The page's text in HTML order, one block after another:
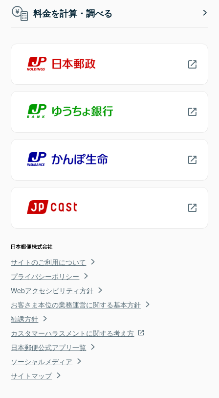
料金を計算・調べる
サイトのご利用について
プライバシーポリシー
Webアクセシビリティ方針
お客さま本位の業務運営に関する基本方針
勧誘方針
カスタマーハラスメントに関する考え方
日本郵便公式アプリ一覧
ソーシャルメディア
サイトマップ